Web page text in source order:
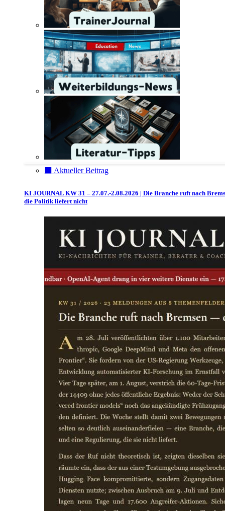
⬛️ Aktueller Beitrag
KI JOURNAL KW 31 – 27.07.-2.08.2026 | Die Branche ruft nach
die Politik liefert nicht